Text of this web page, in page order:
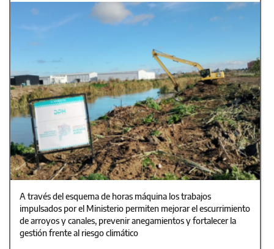
A través del esquema de horas máquina los trabajos
impulsados por el Ministerio permiten mejorar el escurrimiento
de arroyos y canales, prevenir anegamientos y fortalecer la
gestión frente al riesgo climático